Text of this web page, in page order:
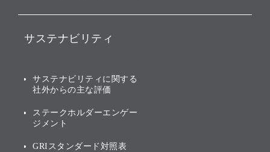
バリュー
ソフトバンクグループの歩
[AI] What dreams are made
その他
グループ企業一覧
IRカレンダー
業績・財務
アニュアルレポート
サステナビリティ
トップメッセージ
サステナビリティの考え方
サステナビリティに関する
社外からの主な評価
ステークホルダーエンゲー
ジメント
GRIスタンダード対照表